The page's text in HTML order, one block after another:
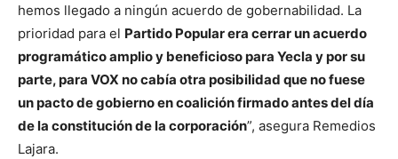
hemos llegado a ningún acuerdo de gobernabilidad. La
prioridad para el Partido Popular era cerrar un acuerdo
programático amplio y beneficioso para Yecla y por su
parte, para VOX no cabía otra posibilidad que no fuese
un pacto de gobierno en coalición firmado antes del día
de la constitución de la corporación”, asegura Remedios
Lajara.